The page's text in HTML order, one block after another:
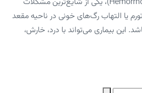
یا التهاب رگ‌های خونی در ناحیه مقعد
این بیماری می‌تواند با درد، خارش،